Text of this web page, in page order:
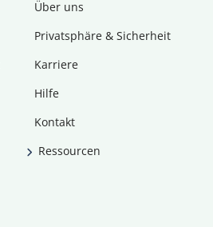
Über uns
Privatsphäre & Sicherheit
Karriere
Hilfe
Kontakt
Ressourcen